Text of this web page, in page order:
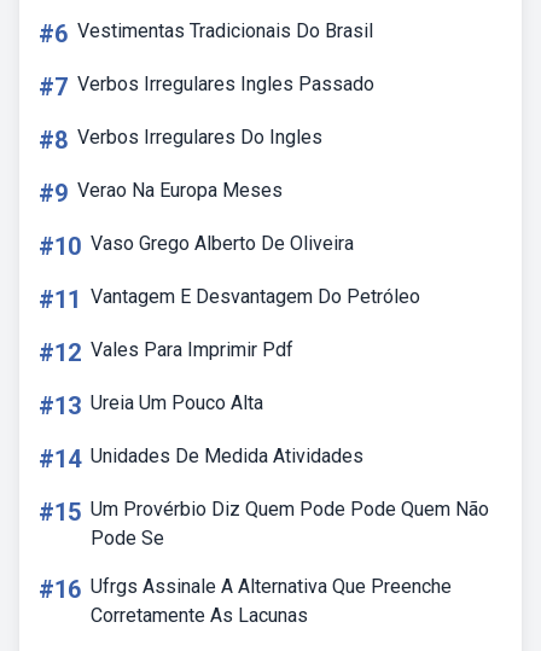
#6 Vestimentas Tradicionais Do Brasil
#7 Verbos Irregulares Ingles Passado
#8 Verbos Irregulares Do Ingles
#9 Verao Na Europa Meses
#10 Vaso Grego Alberto De Oliveira
#11 Vantagem E Desvantagem Do Petróleo
#12 Vales Para Imprimir Pdf
#13 Ureia Um Pouco Alta
#14 Unidades De Medida Atividades
#15 Um Provérbio Diz Quem Pode Pode Quem Não
Pode Se
#16 Ufrgs Assinale A Alternativa Que Preenche
Corretamente As Lacunas